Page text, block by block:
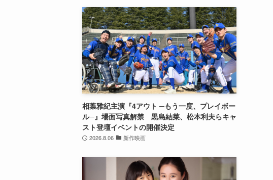
相葉雅紀主演『4アウト ─もう一度、プレイボー
ル─』場面写真解禁 黒島結菜、松本利夫らキャ
スト登壇イベントの開催決定
2026.8.06 新作映画